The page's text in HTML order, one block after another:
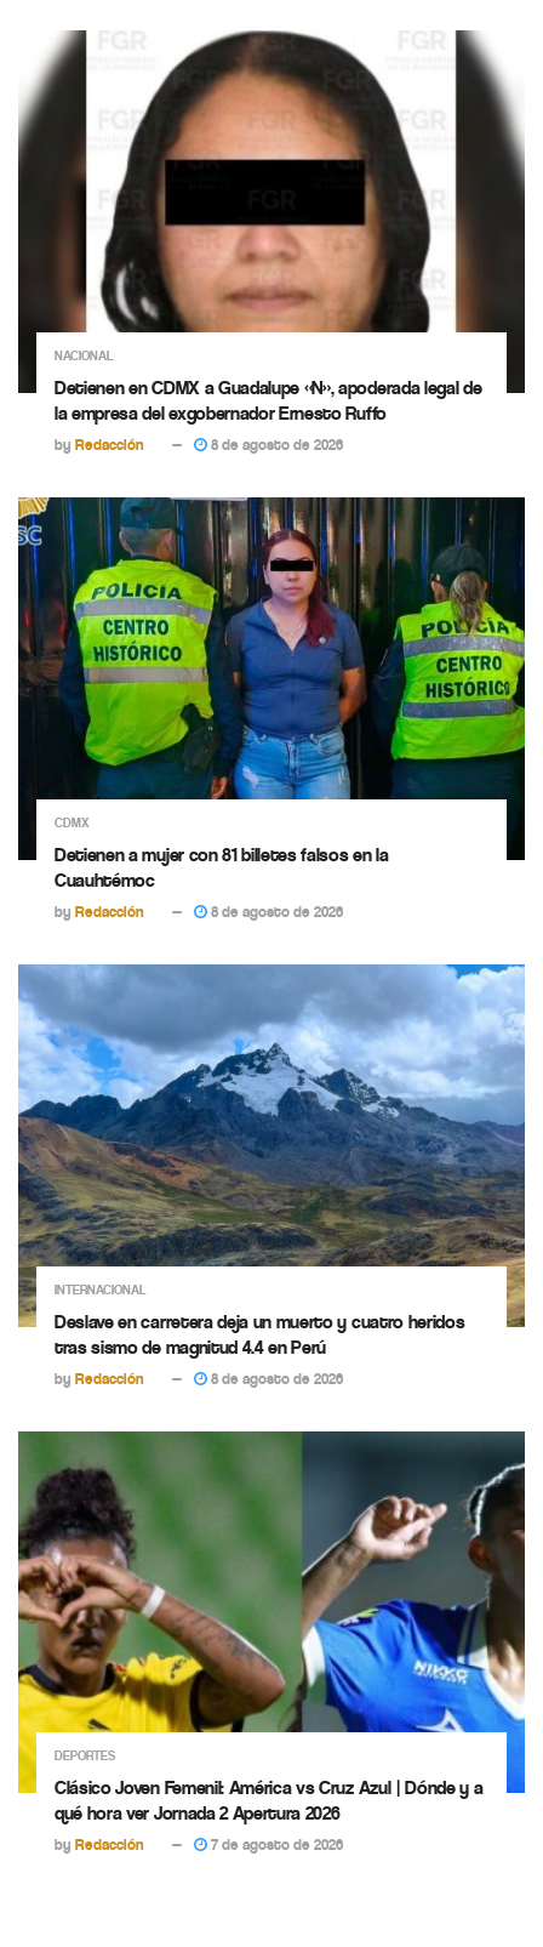
NACIONAL
Detienen en CDMX a Guadalupe «N», apoderada legal de
la empresa del exgobernador Ernesto Ruffo
by Redacción 8 de agosto de 2026
CDMX
Detienen a mujer con 81 billetes falsos en la
Cuauhtémoc
by Redacción 8 de agosto de 2026
INTERNACIONAL
Deslave en carretera deja un muerto y cuatro heridos
tras sismo de magnitud 4.4 en Perú
by Redacción 8 de agosto de 2026
DEPORTES
Clásico Joven Femenil: América vs Cruz Azul | Dónde y a
qué hora ver Jornada 2 Apertura 2026
by Redacción 7 de agosto de 2026